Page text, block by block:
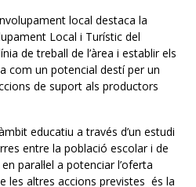
local destaca la
Local i Turístic del
de treball de l’àrea i establir els
com un potencial destí per un
de suport als productors
educatiu a través d’un estudi
entre la població escolar i de
paral·lel a potenciar l’oferta
les altres accions previstes és la